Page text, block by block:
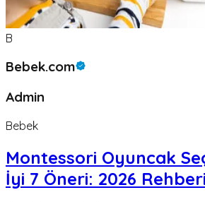
B
Bebek.com
Admin
Bebek
Montessori Oyuncak
İyi 7 Öneri: 2026 Rehberi